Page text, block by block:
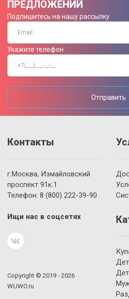
ПРЕДЛОЖЕНИЙ
Подпишитесь на нашу рассылку
Укажите телефон
Отправить
Контакты
г.Москва, Измайловский
проспект 91к.1
Телефон: 8 (800) 222-39-90
Ищи нас в соцсетях
Copyright © 2019 - 2026
WUWO.ru